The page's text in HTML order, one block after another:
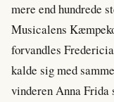
mere end hundrede
Musicalens
forvandles
kalde sig med
vinderen Anna Frida